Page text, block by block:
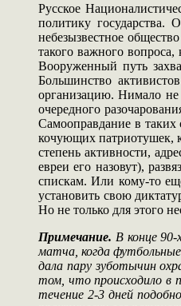
Русское
политику
небезызвестное
такого важного
Вооруженный путь
Большинство
организацию. Нимало не
очередного
Самооправдание в таких
кочующих патриотушек,
степень активности,
евреи его назовут),
спискам. Или кому-то
установить свою
Но не только для этого
Примечание. В конце
матча, когда футбольные
дала пару зуботычин
том, что происходило в
течение 2-3 дней